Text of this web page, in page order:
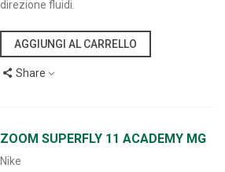
direzione fluidi.
AGGIUNGI AL CARRELLO
Share
ZOOM SUPERFLY 11 ACADEMY MG
Nike